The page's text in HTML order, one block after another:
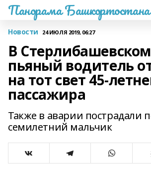
Панорама Башкортостана
Новости 24 ИЮЛЯ 2019, 06:27
В
пьяный водитель
на тот свет 45-
пассажира
Также в аварии пострадали
семилетний мальчик